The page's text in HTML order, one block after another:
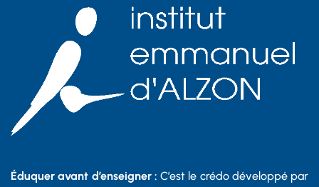
Éduquer avant d’enseigner : C’est le crédo développé par